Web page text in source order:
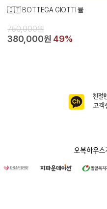
🇮🇹 BOTTEGA GIOTTI 뮬
750,000원
380,000원 49%